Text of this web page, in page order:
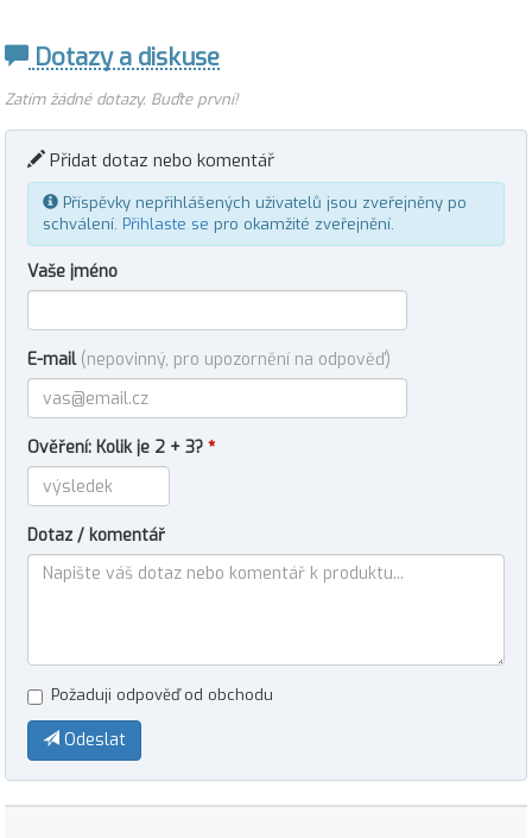
Dotazy a diskuse
Zatím žádné dotazy. Buďte první!
Přidat dotaz nebo komentář
Příspěvky nepřihlášených uživatelů jsou zveřejněny po
schválení. Přihlaste se pro okamžité zveřejnění.
Vaše jméno
E-mail (nepovinný, pro upozornění na odpověď)
Ověření: Kolik je 2 + 3? *
Dotaz / komentář
Požaduji odpověď od obchodu
Odeslat